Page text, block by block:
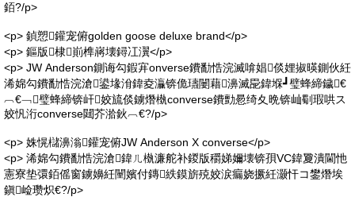
銆?/p>
<p> 鍞愬鑵宠俯golden goose deluxe brand</p>
<p> 鏂版棣崱榫嶈壊鐞冮瀷</p>
<p> JW Anderson鍘诲勾鍜宑onverse鐨勫悎浣滅啽娼倓娌掓暎鍘伙紝
浠婂勾鐨勫悎浣滄鍙堟洕鍏夌灜锛佹瓙闄藉濞滅巼鍏堢┛璧蜂締鐬€
︹€﹁璧蜂締锛屽姣旈倓鐪熸槸converse鐨勯惖绮夊晩锛屾劅瑕哄ス
姣忛洐converse閮芥湁鈥︹€?/p>
<p> 姝愰櫧濞滃鑵宠俯JW Anderson X converse</p>
<p> 浠婂勾鐨勫悎浣滄鍏ㄦ槸濂舵补鍐版穱娣嬭壊锛孭VC鍏夐潰閫忚
憲寮垫彋銆傜窗鐪嬶紝闉嬪付鏄紩鏌旂殑姣涙瘺娆撅紝灏忓コ鐢熸埃
鎭崄瓒炽€?/p>